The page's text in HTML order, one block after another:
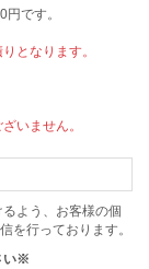
です。
となります。
いません。
よう、お客様の個
を行っております。
い※